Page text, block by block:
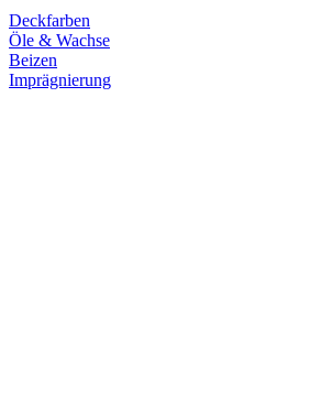
Deckfarben
Öle & Wachse
Beizen
Imprägnierung